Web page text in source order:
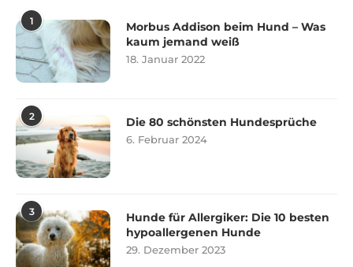
1
Morbus Addison beim Hund – Was
kaum jemand weiß
18. Januar 2022
2 Die 80 schönsten Hundesprüche
6. Februar 2024
3
Hunde für Allergiker: Die 10 besten
hypoallergenen Hunde
29. Dezember 2023